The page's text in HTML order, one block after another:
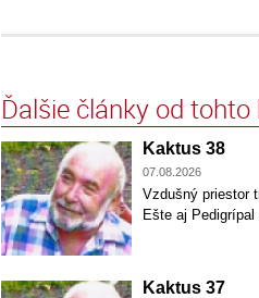
Ďalšie články od tohto
Kaktus 38
07.08.2026
Vzdušný priestor
Ešte aj Pedigrípal
Kaktus 37